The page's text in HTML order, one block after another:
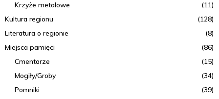
Krzyże metalowe
(11)
Kultura regionu
(128)
Literatura o regionie
(8)
Miejsca pamięci
(86)
Cmentarze
(15)
Mogiły/Groby
(34)
Pomniki
(39)